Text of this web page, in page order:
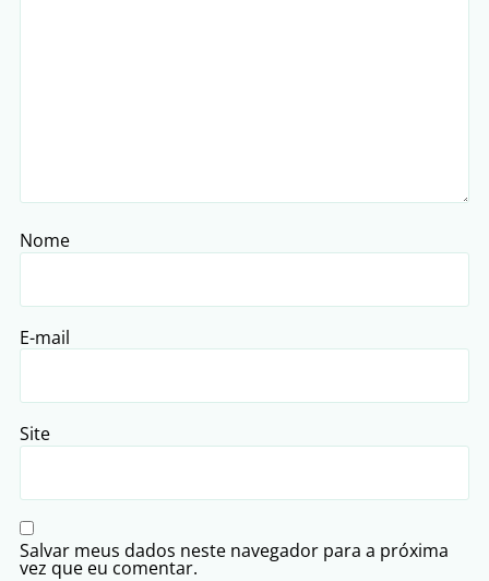
Nome
E-mail
Site
Salvar meus dados neste navegador para a próxima
vez que eu comentar.